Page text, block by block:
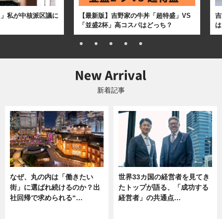
私が中核派区議に
【最新版】吉野家の牛丼「超特盛」VS
「並盛2杯」高コスパはどっち？
新着記事
なぜ、丸の内は「働きたい
街」に選ばれ続けるのか？出
社回帰で求められる“…
世界33カ国の経営者を見てき
たトップが語る、「成功する
経営者」の共通点…